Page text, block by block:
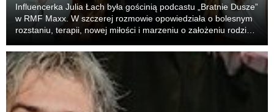
Influencerka Julia Łach była gościnią podcastu „Bratnie Dusze”
w RMF Maxx. W szczerej rozmowie opowiedziała o bolesnym
rozstaniu, terapii, nowej miłości i marzeniu o założeniu rodziny.
doświadczeniach, które – jak pr...